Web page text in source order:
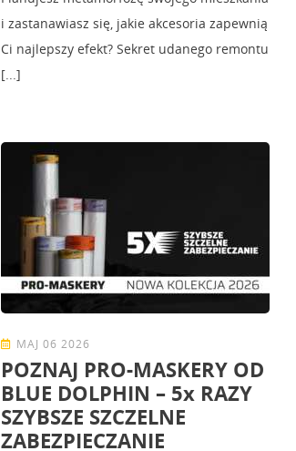
i zastanawiasz się, jakie akcesoria zapewnią
Ci najlepszy efekt? Sekret udanego remontu
[...]
MAJ 06 2026
POZNAJ PRO-MASKERY OD
BLUE DOLPHIN – 5x RAZY
SZYBSZE SZCZELNE
ZABEZPIECZANIE